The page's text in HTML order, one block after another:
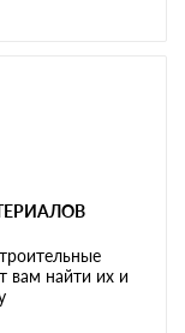
вам найти их и